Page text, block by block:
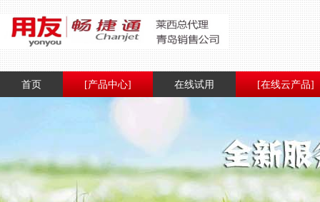
首页 [产品中心] 在线试用 [在线云产品]